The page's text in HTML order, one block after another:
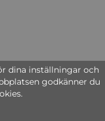
AB | org.nr: 559446-3951
dina inställningar och
godkänner du